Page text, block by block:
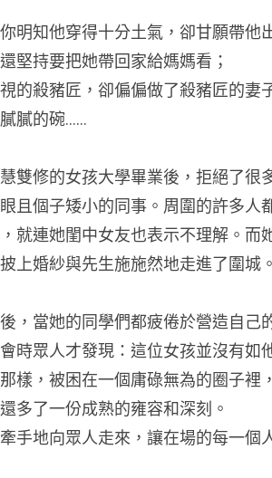
明知他穿得十分土氣，卻甘願帶他
堅持要把她帶回家給媽媽看；
的殺豬匠，卻偏偏做了殺豬匠的妻
膩的碗……
雙修的女孩大學畢業後，拒絕了很
且個子矮小的同事。周圍的許多人
就連她閨中女友也表示不理解。而
上婚紗與先生施施然地走進了圍城。
，當她的同學們都疲倦於營造自己
時眾人才發現：這位女孩並沒有如
樣，被困在一個庸碌無為的圈子裡
多了一份成熟的雍容和深刻。
手地向眾人走來，讓在場的每一個